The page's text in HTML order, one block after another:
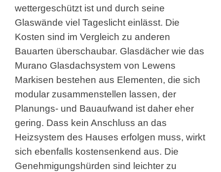
wettergeschützt ist und durch seine
Glaswände viel Tageslicht einlässt. Die
Kosten sind im Vergleich zu anderen
Bauarten überschaubar. Glasdächer wie das
Murano Glasdachsystem von Lewens
Markisen bestehen aus Elementen, die sich
modular zusammenstellen lassen, der
Planungs- und Bauaufwand ist daher eher
gering. Dass kein Anschluss an das
Heizsystem des Hauses erfolgen muss, wirkt
sich ebenfalls kostensenkend aus. Die
Genehmigungshürden sind leichter zu